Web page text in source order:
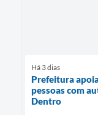
Há 3 dias
Prefeitura
pessoas com
Dentro